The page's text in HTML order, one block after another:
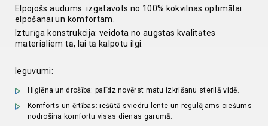
Elpojošs audums: izgatavots no 100% kokvilnas optimālai
elpošanai un komfortam.
Izturīga konstrukcija: veidota no augstas kvalitātes
materiāliem tā, lai tā kalpotu ilgi.
Ieguvumi:
Higiēna un drošība: palīdz novērst matu izkrišanu sterilā vidē.
Komforts un ērtības: iešūtā sviedru lente un regulējams ciešums
nodrošina komfortu visas dienas garumā.